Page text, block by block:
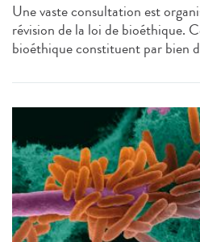
Une vaste consultation est
révision de la loi de bioéthique.
bioéthique constituent par bien